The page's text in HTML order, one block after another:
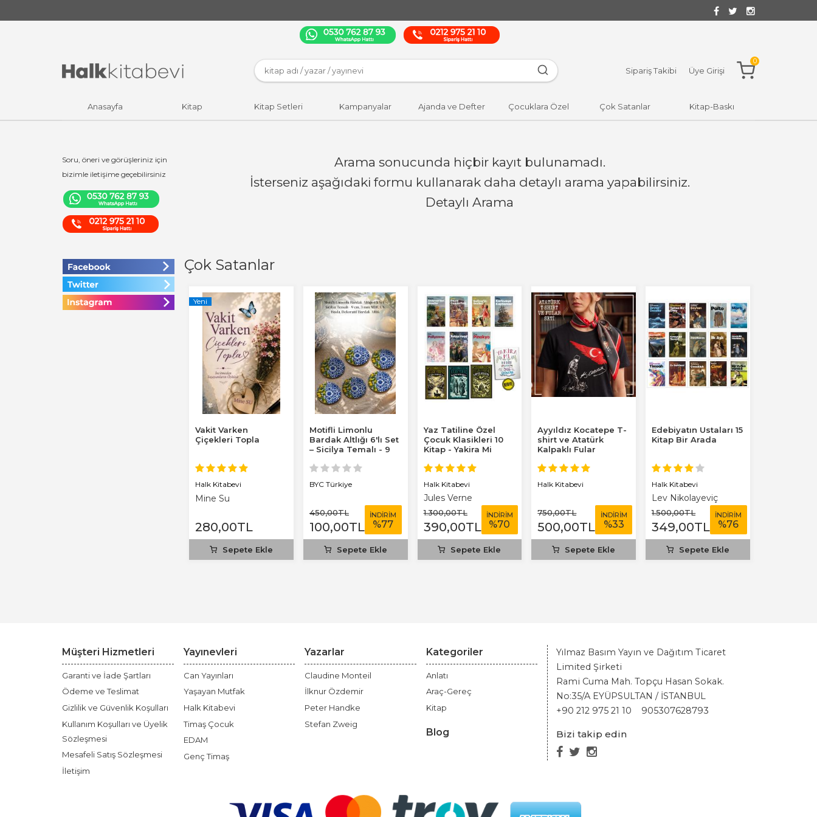
Sipariş Takibi Üye Girişi
0
Anasayfa Kitap Kitap Setleri Kampanyalar Ajanda ve Defter Çocuklara Özel Çok Satanlar Kitap-Baskı
Soru, öneri ve görüşleriniz için
bizimle iletişime geçebilirsiniz
Çok Satanlar
Yeni
Vakit Varken
Çiçekleri Topla
Halk Kitabevi
Mine Su
280,00TL
Sepete Ekle
Motifli Limonlu
Bardak Altlığı 6'lı Set
– Sicilya Temalı - 9
BYC Türkiye
450,00TL
100,00TL
İNDİRİM
%77
Sepete Ekle
Yaz Tatiline Özel
Çocuk Klasikleri 10
Kitap - Yakira Mi
Halk Kitabevi
Jules Verne
1.300,00TL
390,00TL
İNDİRİM
%70
Sepete Ekle
Ayyıldız Kocatepe T-
shirt ve Atatürk
Kalpaklı Fular
Halk Kitabevi
750,00TL
500,00TL
İNDİRİM
%33
Sepete Ekle
Edebiyatın Ustaları 15
Kitap Bir Arada
Halk Kitabevi
Lev Nikolayeviç
Tolstoy
1.500,00TL
349,00TL
İNDİRİM
%76
Sepete Ekle
Arama sonucunda hiçbir kayıt bulunamadı.
İsterseniz aşağıdaki formu kullanarak daha detaylı arama yapabilirsiniz.
Detaylı Arama
Müşteri Hizmetleri
Garanti ve İade Şartları
Ödeme ve Teslimat
Gizlilik ve Güvenlik Koşulları
Kullanım Koşulları ve Üyelik
Sözleşmesi
Mesafeli Satış Sözleşmesi
İletişim
Yayınevleri
Can Yayınları
Yaşayan Mutfak
Halk Kitabevi
Timaş Çocuk
EDAM
Genç Timaş
Yazarlar
Claudine Monteil
İlknur Özdemir
Peter Handke
Stefan Zweig
Kategoriler
Anlatı
Araç-Gereç
Kitap
Blog
Yılmaz Basım Yayın ve Dağıtım Ticaret
Limited Şirketi
Rami Cuma Mah. Topçu Hasan Sokak.
No:35/A EYÜPSULTAN / İSTANBUL
+90 212 975 21 10
905307628793
Bizi takip edin